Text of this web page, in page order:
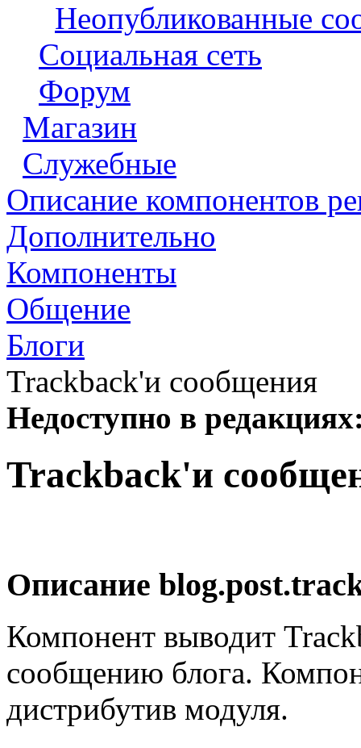
Неопубликованные
Социальная сеть
Форум
Магазин
Служебные
Описание компонентов
Дополнительно
Компоненты
Общение
Блоги
Trackback'и сообщения
Недоступно в
Trackback'и
Описание
Компонент выводит
сообщению блога.
дистрибутив модуля.